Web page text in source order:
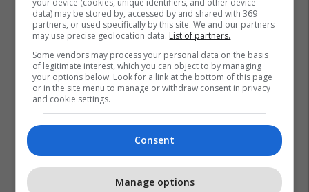
your device (cookies, unique identifiers, and other device
data) may be stored by, accessed by and shared with 369
partners, or used specifically by this site. We and our partners
may use precise geolocation data. List of partners.
Some vendors may process your personal data on the basis
of legitimate interest, which you can object to by managing
your options below. Look for a link at the bottom of this page
or in the site menu to manage or withdraw consent in privacy
and cookie settings.
Consent
Manage options